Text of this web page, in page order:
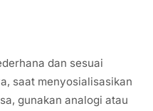
dan sesuai
saat menyosialisasikan
gunakan analogi atau